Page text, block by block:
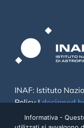
INAF: Istituto
Policy|designed
Informativa -